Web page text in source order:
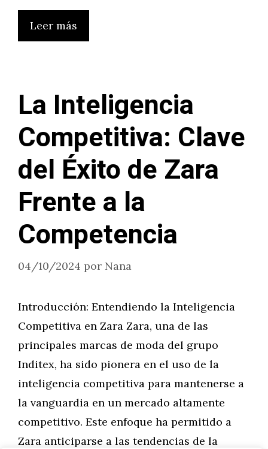
Leer más
La Inteligencia
Competitiva: Clave
del Éxito de Zara
Frente a la
Competencia
04/10/2024 por Nana
Introducción: Entendiendo la Inteligencia
Competitiva en Zara Zara, una de las
principales marcas de moda del grupo
Inditex, ha sido pionera en el uso de la
inteligencia competitiva para mantenerse a
la vanguardia en un mercado altamente
competitivo. Este enfoque ha permitido a
Zara anticiparse a las tendencias de la